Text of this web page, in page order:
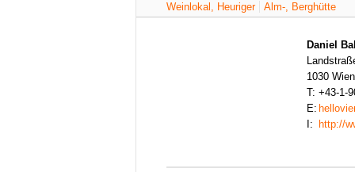
Weinlokal, Heuriger
Alm-, Berghütte
Daniel
1030 Wien
T: +43-1-
E:
I:
http://